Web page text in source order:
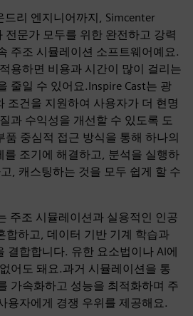
리 엔지니어까지, Simcenter
전문가 모두를 위한 완전하고 강력
주조 시뮬레이션 소프트웨어예요.
용하면 비용과 시간이 많이 걸리는
줄일 수 있어요.Inspire Cast는 광
조건을 지원하여 사용자가 더 현명
과 수익성을 개선할 수 있도록 도
중심적 접근 방식을 통해 하나의
를 조기에 해결하고, 분석을 실행하
, 캐스팅하는 것을 모두 쉽게 할 수
주조 시뮬레이션과 실용적인 인공
합하고, 데이터 기반 기계 학습과
결합합니다. 유한 요소법이나 AI에
어도 돼요.과거 시뮬레이션을 통
가속화하고 성능을 최적화하며 주
용자에게 경쟁 우위를 제공해요.